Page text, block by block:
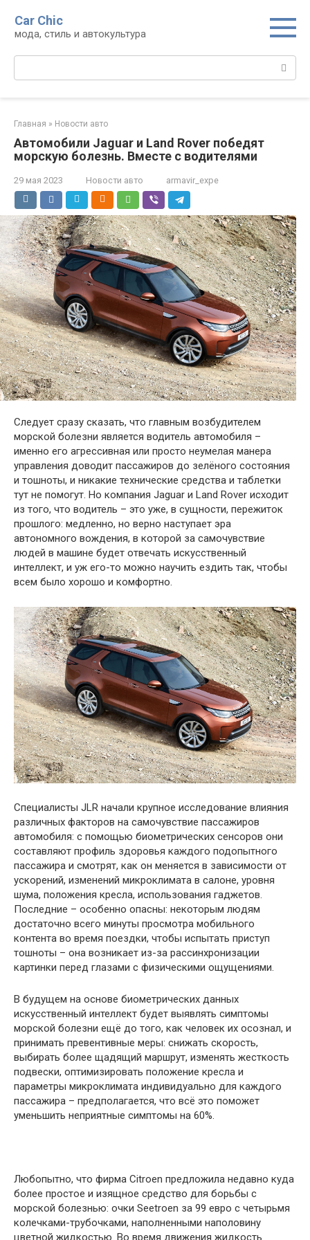
контенту
Car Chic
мода, стиль и автокультура
Поиск:
Главная » Новости авто
Автомобили Jaguar и Land Rover победят
морскую болезнь. Вместе с водителями
29 мая 2023 Новости авто armavir_expe
Следует сразу сказать, что главным возбудителем
морской болезни является водитель автомобиля –
именно его агрессивная или просто неумелая манера
управления доводит пассажиров до зелёного состояния
и тошноты, и никакие технические средства и таблетки
тут не помогут. Но компания Jaguar и Land Rover исходит
из того, что водитель – это уже, в сущности, пережиток
прошлого: медленно, но верно наступает эра
автономного вождения, в которой за самочувствие
людей в машине будет отвечать искусственный
интеллект, и уж его-то можно научить ездить так, чтобы
всем было хорошо и комфортно.
Специалисты JLR начали крупное исследование влияния
различных факторов на самочувствие пассажиров
автомобиля: с помощью биометрических сенсоров они
составляют профиль здоровья каждого подопытного
пассажира и смотрят, как он меняется в зависимости от
ускорений, изменений микроклимата в салоне, уровня
шума, положения кресла, использования гаджетов.
Последние – особенно опасны: некоторым людям
достаточно всего минуты просмотра мобильного
контента во время поездки, чтобы испытать приступ
тошноты – она возникает из-за рассинхронизации
картинки перед глазами с физическими ощущениями.
В будущем на основе биометрических данных
искусственный интеллект будет выявлять симптомы
морской болезни ещё до того, как человек их осознал, и
принимать превентивные меры: снижать скорость,
выбирать более щадящий маршрут, изменять жесткость
подвески, оптимизировать положение кресла и
параметры микроклимата индивидуально для каждого
пассажира – предполагается, что всё это поможет
уменьшить неприятные симптомы на 60%.
Любопытно, что фирма Citroen предложила недавно куда
более простое и изящное средство для борьбы с
морской болезнью: очки Seetroen за 99 евро с четырьмя
колечками-трубочками, наполненными наполовину
цветной жидкостью. Во время движения жидкость